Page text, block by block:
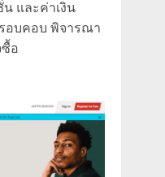
และค่าเงิน
อบคอบ พิจารณา
ซื้อ